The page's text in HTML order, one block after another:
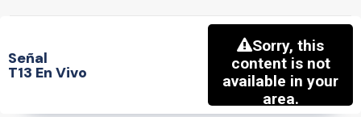
Señal
T13 En Vivo